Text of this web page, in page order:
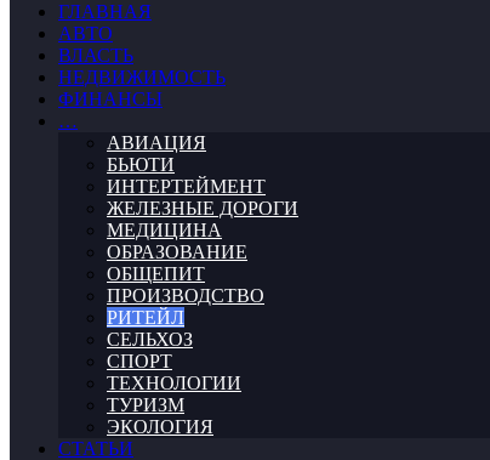
ГЛАВНАЯ
АВТО
ВЛАСТЬ
НЕДВИЖИМОСТЬ
ФИНАНСЫ
…
АВИАЦИЯ
БЬЮТИ
ИНТЕРТЕЙМЕНТ
ЖЕЛЕЗНЫЕ ДОРОГИ
МЕДИЦИНА
ОБРАЗОВАНИЕ
ОБЩЕПИТ
ПРОИЗВОДСТВО
РИТЕЙЛ
СЕЛЬХОЗ
СПОРТ
ТЕХНОЛОГИИ
ТУРИЗМ
ЭКОЛОГИЯ
СТАТЬИ